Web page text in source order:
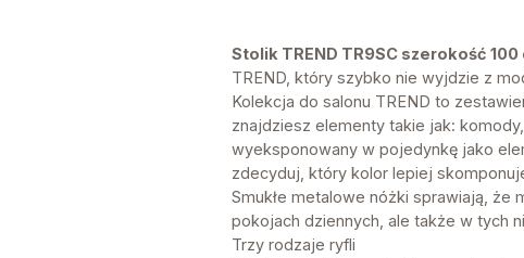
Stolik TREND TR9SC szerokość
TREND, który szybko nie wyjdzie z
Kolekcja do salonu TREND to
znajdziesz elementy takie jak:
wyeksponowany w pojedynkę jako
zdecyduj, który kolor lepiej
Smukłe metalowe nóżki sprawiają,
pokojach dziennych, ale także w tych
Trzy rodzaje ryfli